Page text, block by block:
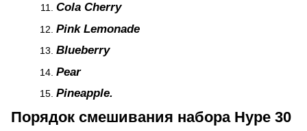
Cola Cherry
Pink Lemonade
Blueberry
Pear
Pineapple.
Порядок смешивания набора Hype 30